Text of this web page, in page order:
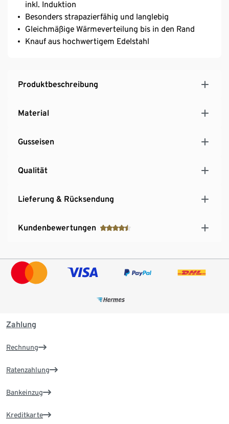
inkl. Induktion
Besonders strapazierfähig und langlebig
Gleichmäßige Wärmeverteilung bis in den Rand
Knauf aus hochwertigem Edelstahl
Produktbeschreibung
Material
Gusseisen
Qualität
Lieferung & Rücksendung
Kundenbewertungen
Zahlung
Rechnung
Ratenzahlung
Bankeinzug
Kreditkarte